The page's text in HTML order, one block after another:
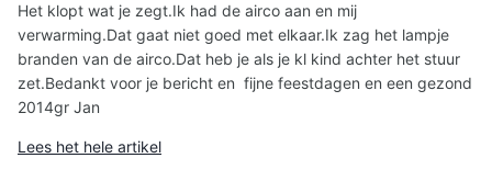
Het klopt wat je zegt.Ik had de airco aan en mij
verwarming.Dat gaat niet goed met elkaar.Ik zag het lampje
branden van de airco.Dat heb je als je kl kind achter het stuur
zet.Bedankt voor je bericht en fijne feestdagen en een gezond
2014gr Jan
Lees het hele artikel